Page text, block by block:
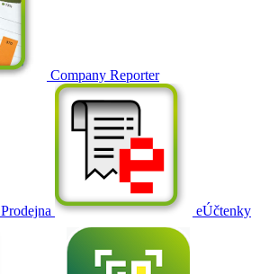
Company Reporter
Prodejna eÚčtenky